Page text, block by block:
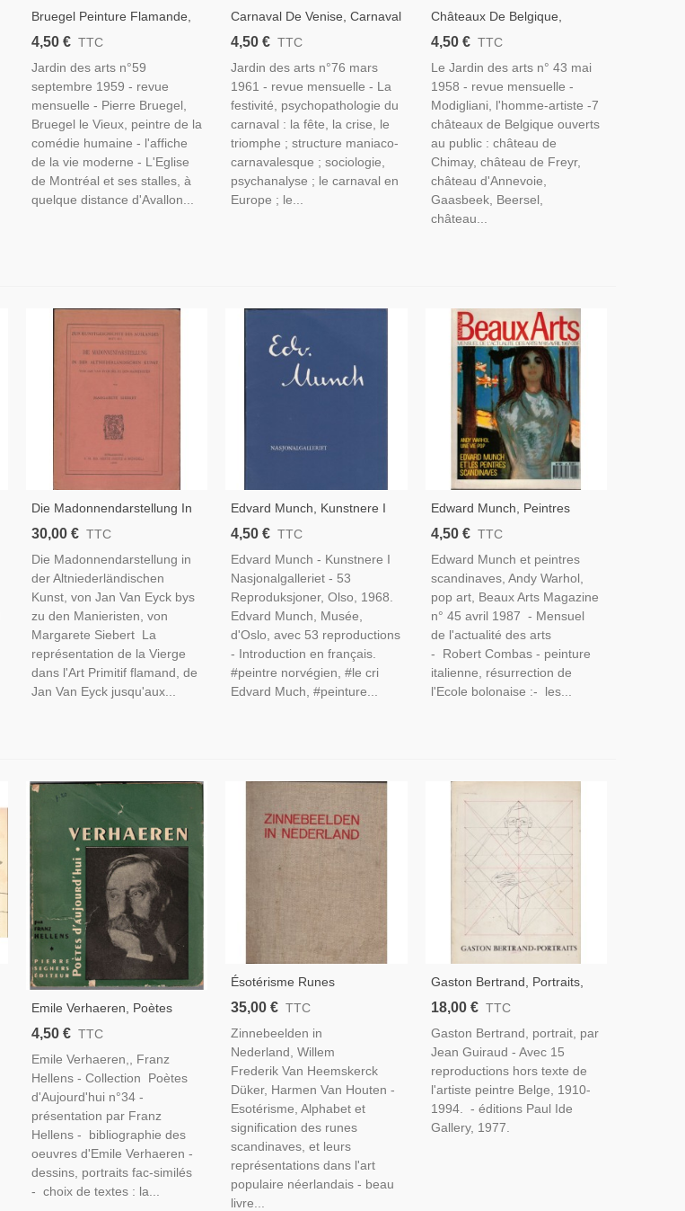
Bruegel Peinture Flamande,
Bourgogne, Églises D'Orient,
N°59 Sep 1959
4,50 € TTC
Jardin des arts n°59
septembre 1959 - revue
mensuelle - Pierre Bruegel,
Bruegel le Vieux, peintre de la
comédie humaine - l'affiche
de la vie moderne - L'Eglise
de Montréal et ses stalles, à
quelque distance d'Avallon...
Carnaval De Venise, Carnaval
Bâle, Carnaval Rio Brésil,
Jardin Des Arts N°76 Mars
1961 -
4,50 € TTC
Jardin des arts n°76 mars
1961 - revue mensuelle - La
festivité, psychopathologie du
carnaval : la fête, la crise, le
triomphe ; structure maniaco-
carnavalesque ; sociologie,
psychanalyse ; le carnaval en
Europe ; le...
Châteaux De Belgique,
Napoléon Bonaparte,
Architectes,- Le Jardin Des
Arts N°43 Mai 1958 -,
4,50 € TTC
Le Jardin des arts n° 43 mai
1958 - revue mensuelle -
Modigliani, l'homme-artiste -7
châteaux de Belgique ouverts
au public : château de
Chimay, château de Freyr,
château d'Annevoie,
Gaasbeek, Beersel,
château...
Die Madonnendarstellung In
Der Altniederländischen
Sacré, Peintres Flamands,
Pays-Bas, Hollande,
30,00 € TTC
Die Madonnendarstellung in
der Altniederländischen
Kunst, von Jan Van Eyck bys
zu den Manieristen, von
Margarete Siebert La
représentation de la Vierge
dans l'Art Primitif flamand, de
Jan Van Eyck jusqu'aux...
Edvard Munch, Kunstnere I
Nasjonalgalleriet Oslo, 1968 -
4,50 € TTC
Edvard Munch - Kunstnere I
Nasjonalgalleriet - 53
Reproduksjoner, Olso, 1968.
Edvard Munch, Musée,
d'Oslo, avec 53 reproductions
- Introduction en français.
#peintre norvégien, #le cri
Edvard Much, #peinture...
Edward Munch, Peintres
Scandinaves, Andy Warhol,
La Villette - Beaux Arts
Magazine N° 45 Av 1987 -
4,50 € TTC
Edward Munch et peintres
scandinaves, Andy Warhol,
pop art, Beaux Arts Magazine
n° 45 avril 1987 - Mensuel
de l'actualité des arts
- Robert Combas - peinture
italienne, résurrection de
l'Ecole bolonaise :- les...
Emile Verhaeren, Poètes
D'aujourd'hui, Franz Hellens,
Flamand,poésie,
4,50 € TTC
Emile Verhaeren,, Franz
Hellens - Collection Poètes
d'Aujourd'hui n°34 -
présentation par Franz
Hellens - bibliographie des
oeuvres d'Emile Verhaeren -
dessins, portraits fac-similés
- choix de textes : la...
Ésotérisme Runes
Scandinaves Art Populaire
In Nederland, Van
Heemskerck 1942 -
Ésotérisme, Pays-Bas
35,00 € TTC
Zinnebeelden in
Nederland, Willem
Frederik Van Heemskerck
Düker, Harmen Van Houten -
Esotérisme, Alphabet et
signification des runes
scandinaves, et leurs
représentations dans l'art
populaire néerlandais - beau
livre...
Gaston Bertrand, Portraits,
Jean Guiraud, 1977 - Art,
Moderne,Belgique
18,00 € TTC
Gaston Bertrand, portrait, par
Jean Guiraud - Avec 15
reproductions hors texte de
l'artiste peintre Belge, 1910-
1994. - éditions Paul Ide
Gallery, 1977.